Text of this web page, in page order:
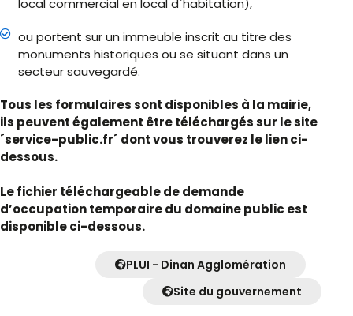
ou portent sur un immeuble inscrit au titre des
monuments historiques ou se situant dans un
secteur sauvegardé.
Tous les formulaires sont disponibles à la mairie,
ils peuvent également être téléchargés sur le site
´service-public.fr´ dont vous trouverez le lien ci-
dessous.
Le fichier téléchargeable de demande
d’occupation temporaire du domaine public est
disponible ci-dessous.
PLUI - Dinan Agglomération
Site du gouvernement